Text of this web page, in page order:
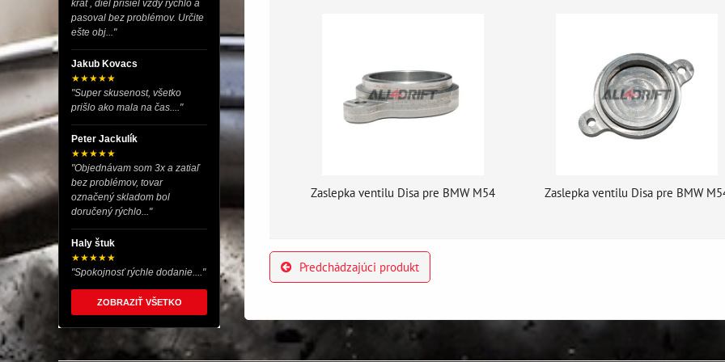
Zaslepka ventilu Disa pre BMW M54 Zaslepka ventilu Disa pre BMW
Predchádzajúci produkt
krát , diel prišiel vždy rýchlo a
pasoval bez problémov. Určite
ešte obj..."
Jakub Kovacs
★★★★★
"Super skusenost, všetko
prišlo ako mala na čas...."
Peter Jackulík
★★★★★
"Objednávam som 3x a zatiaľ
bez problémov, tovar
označený skladom bol
doručený rýchlo..."
Haly štuk
★★★★★
"Spokojnosť rýchle dodanie...."
ZOBRAZIŤ VŠETKO